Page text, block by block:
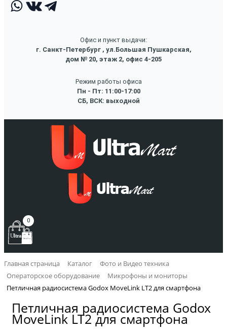
Офис и пункт выдачи:
г. Санкт-Петербург , ул.Большая Пушкарская,
дом № 20, этаж 2, офис 4-205
Режим работы офиса
Пн - Пт: 11:00-17:00
СБ, ВСК: выходной
0
Главная страница Каталог
Фото и Видео техника
Операторское оборудование
Микрофоны и мониторы
Петличная радиосистема Godox MoveLink LT2 для смартфона
Петличная радиосистема Godox
MoveLink LT2 для смартфона